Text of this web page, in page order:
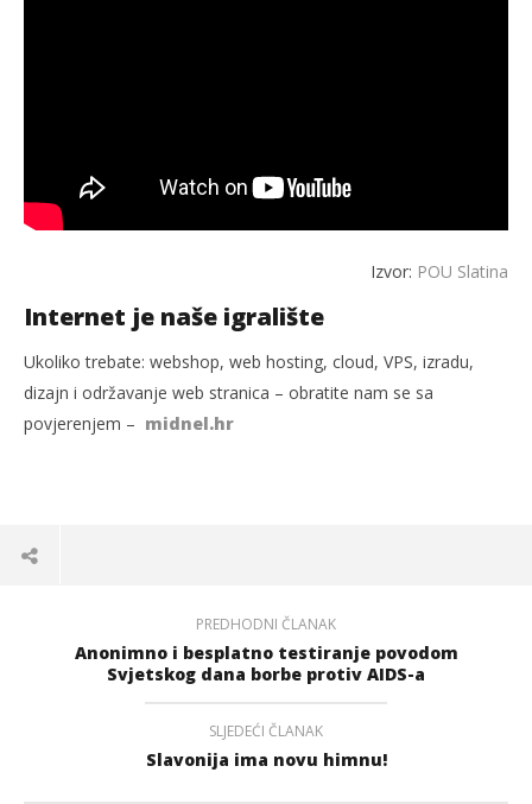
Izvor: POU Slatina
Internet je naše igralište
Ukoliko trebate: webshop, web hosting, cloud, VPS, izradu,
dizajn i održavanje web stranica – obratite nam se sa
povjerenjem – midnel.hr
PREDHODNI ČLANAK
Anonimno i besplatno testiranje povodom
Svjetskog dana borbe protiv AIDS-a
SLJEDEĆI ČLANAK
Slavonija ima novu himnu!